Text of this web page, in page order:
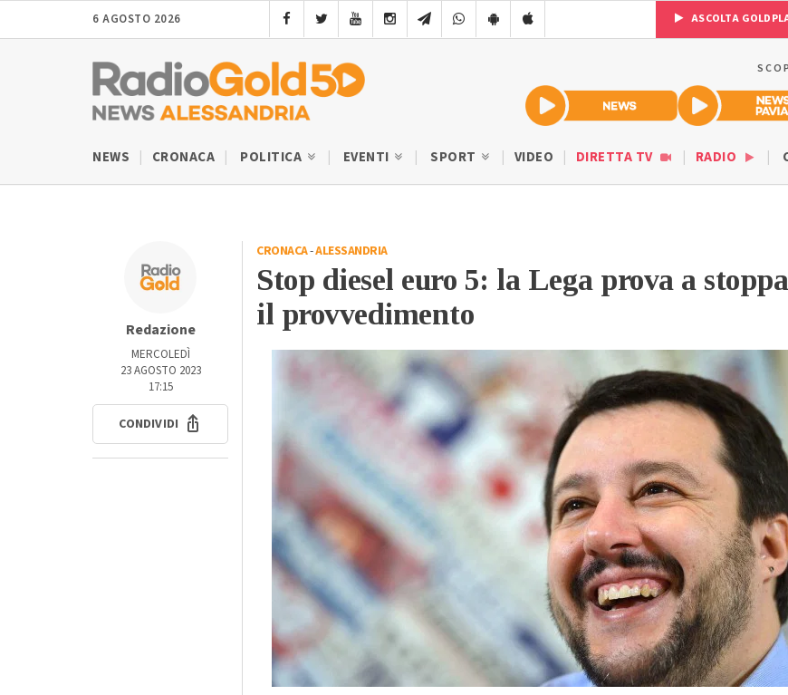
6 AGOSTO 2026 ASCOLTA
NEWS CRONACA POLITICA EVENTI SPORT VIDEO DIRETTA TV RADIO
Redazione
MERCOLEDÌ
23 AGOSTO 2023
17:15
CONDIVIDI
CRONACA-ALESSANDRIA
Stop diesel euro 5: la Lega prova a
il provvedimento